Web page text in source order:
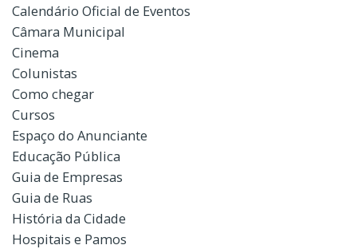
Calendário Oficial de Eventos
Câmara Municipal
Cinema
Colunistas
Como chegar
Cursos
Espaço do Anunciante
Educação Pública
Guia de Empresas
Guia de Ruas
História da Cidade
Hospitais e Pamos